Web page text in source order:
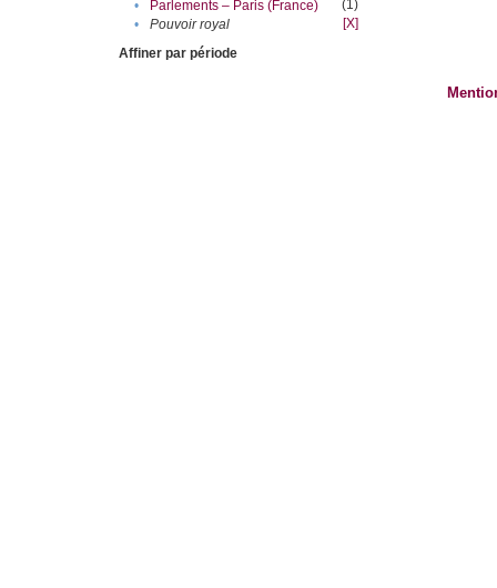
•
Parlements – Paris (France)
(1)
•
Pouvoir royal
[X]
Affiner par période